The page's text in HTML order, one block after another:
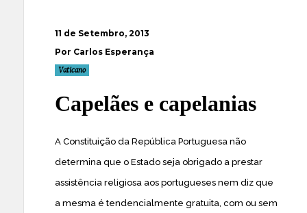
11 de Setembro, 2013
Por Carlos Esperança
Vaticano
Capelães e capelanias
A Constituição da República Portuguesa não
determina que o Estado seja obrigado a prestar
assistência religiosa aos portugueses nem diz que
a mesma é tendencialmente gratuita, com ou sem